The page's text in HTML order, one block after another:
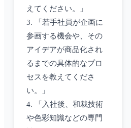
えてください。」
3. 「若手社員が企画に
参画する機会や、その
アイデアが商品化され
るまでの具体的なプロ
セスを教えてくださ
い。」
4. 「入社後、和裁技術
や色彩知識などの専門